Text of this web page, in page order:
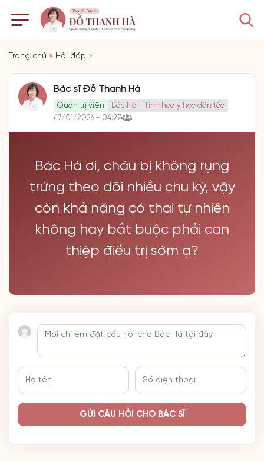
Trang chủ » Hỏi đáp »
Bác sĩ Đỗ Thanh Hà
Quản trị viên
Bác Hà - Tinh hoa y học dân tộc
17/01/2026 - 04:27
Bác Hà ơi, cháu bị không rụng
trứng theo dõi nhiều chu kỳ, vậy
còn khả năng có thai tự nhiên
không hay bắt buộc phải can
thiệp điều trị sớm ạ?
GỬI CÂU HỎI CHO BÁC SĨ